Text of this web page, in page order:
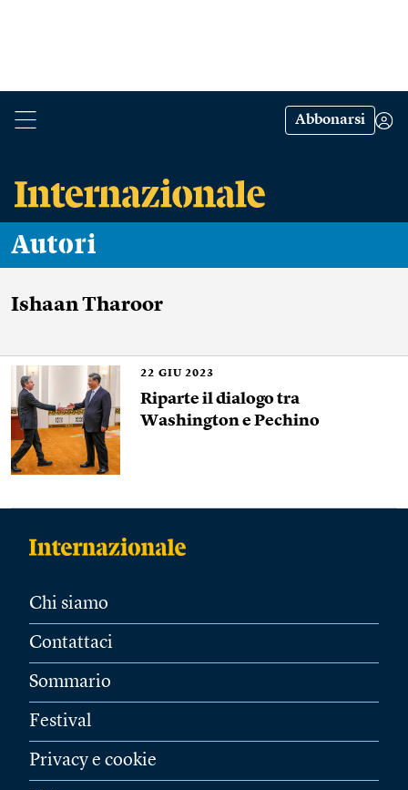
Abbonarsi
Autori
Ishaan Tharoor
22 GIU 2023
Riparte il dialogo tra
Washington e Pechino
Chi siamo
Contattaci
Sommario
Festival
Privacy e cookie